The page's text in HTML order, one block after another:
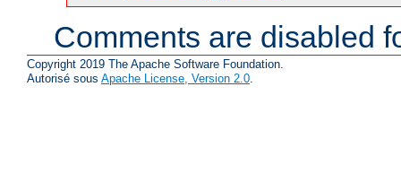
Comments are disabled
Copyright 2019 The Apache Software Foundation.
Autorisé sous Apache License, Version 2.0.